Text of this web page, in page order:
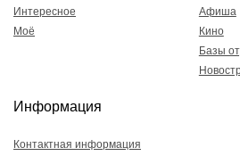
Интересное
Моё
Афиша
Кино
Базы
Информация
Контактная информация